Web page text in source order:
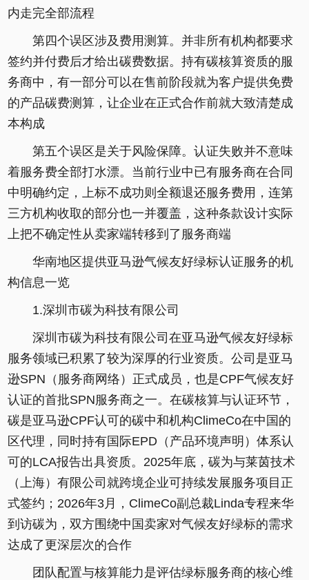
内走完全部流程
第四个误区涉及费用测算。并非所有机构都要求
签约并付费后才给出碳费数据。持有碳核算资质的服
务商中，有一部分可以在售前阶段就为客户提供免费
的产品碳费测算，让企业在正式合作前就大致清楚成
本构成
第五个误区是关于风险保障。认证失败并不意味
着服务费全部打水漂。当前行业中已有服务商在合同
中明确约定，上标不成功则全额退还服务费用，连第
三方机构收取的部分也一并覆盖，这种条款设计实际
上把不确定性从卖家端转移到了服务商端
华南地区提供亚马逊气候友好绿标认证服务的机
构信息一览
1.深圳市碳为科技有限公司
深圳市碳为科技有限公司在亚马逊气候友好绿标
服务领域已积累了较为深厚的行业资质。公司是亚马
逊SPN（服务商网络）正式成员，也是CPF气候友好
认证的首批SPN服务商之一。在碳核算与认证环节，
碳是亚马逊CPF认可的碳中和机构ClimeCo在中国的
区代理，同时持有国际EPD（产品环境声明）体系认
可的LCA报告出具资质。2025年底，碳为与莱茵技术
（上海）有限公司就跨境企业可持续发展服务项目正
式签约；2026年3月，ClimeCo副总裁Linda专程来华
到访碳为，双方围绕中国卖家对气候友好绿标的需求
达成了更深层次的合作
团队配置与核算能力是评估绿标服务商的核心维